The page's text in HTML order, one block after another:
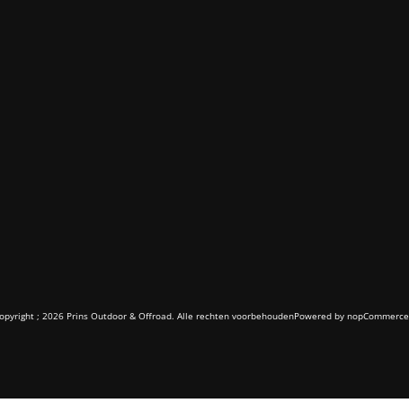
; 2026 Prins Outdoor & Offroad. Alle rechten voorbehoudenPowered by nopCommerce